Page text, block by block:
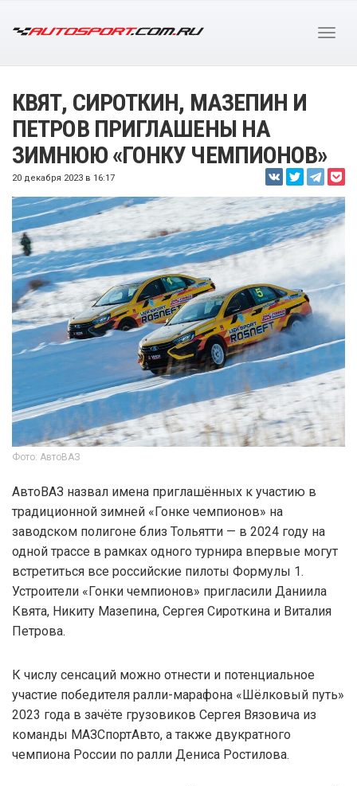
КВЯТ, СИРОТКИН, МАЗЕПИН И
ПЕТРОВ ПРИГЛАШЕНЫ НА
ЗИМНЮЮ «ГОНКУ ЧЕМПИОНОВ»
20 декабря 2023 в 16:17
Фото: АвтоВАЗ
АвтоВАЗ назвал имена приглашённых к участию в
традиционной зимней «Гонке чемпионов» на
заводском полигоне близ Тольятти — в 2024 году на
одной трассе в рамках одного турнира впервые могут
встретиться все российские пилоты Формулы 1.
Устроители «Гонки чемпионов» пригласили Даниила
Квята, Никиту Мазепина, Сергея Сироткина и Виталия
Петрова.
К числу сенсаций можно отнести и потенциальное
участие победителя ралли-марафона «Шёлковый путь»
2023 года в зачёте грузовиков Сергея Вязовича из
команды МАЗСпортАвто, а также двукратного
чемпиона России по ралли Дениса Ростилова.